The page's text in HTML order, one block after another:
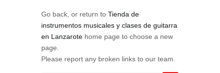
Go back, or return to Tienda de
instrumentos musicales y clases de guitarra
en Lanzarote home page to choose a new
page.
Please report any broken links to our team.